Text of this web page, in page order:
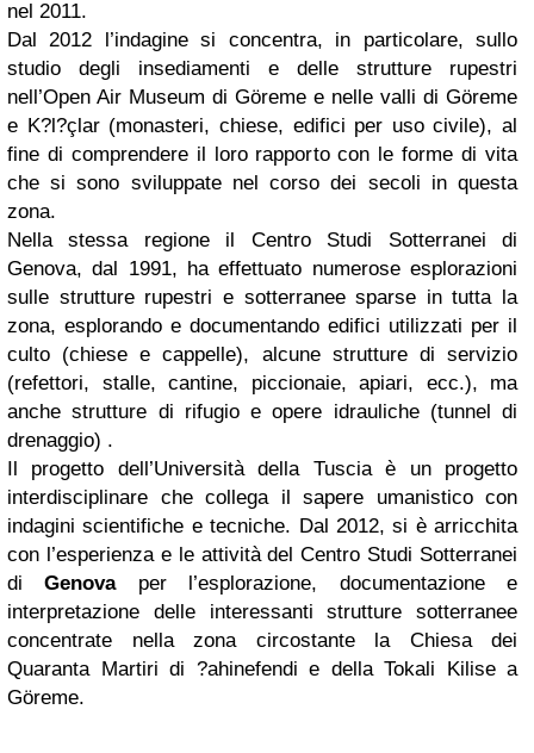
nel 2011.
Dal 2012 l’indagine si concentra, in particolare, sullo
studio degli insediamenti e delle strutture rupestri
nell’Open Air Museum di Göreme e nelle valli di Göreme
e K?l?çlar (monasteri, chiese, edifici per uso civile), al
fine di comprendere il loro rapporto con le forme di vita
che si sono sviluppate nel corso dei secoli in questa
zona.
Nella stessa regione il Centro Studi Sotterranei di
Genova, dal 1991, ha effettuato numerose esplorazioni
sulle strutture rupestri e sotterranee sparse in tutta la
zona, esplorando e documentando edifici utilizzati per il
culto (chiese e cappelle), alcune strutture di servizio
(refettori, stalle, cantine, piccionaie, apiari, ecc.), ma
anche strutture di rifugio e opere idrauliche (tunnel di
drenaggio) .
Il progetto dell’Università della Tuscia è un progetto
interdisciplinare che collega il sapere umanistico con
indagini scientifiche e tecniche. Dal 2012, si è arricchita
con l’esperienza e le attività del Centro Studi Sotterranei
diGenovaper l’esplorazione, documentazione e
interpretazione delle interessanti strutture sotterranee
concentrate nella zona circostante la Chiesa dei
Quaranta Martiri di ?ahinefendi e della Tokali Kilise a
Göreme.